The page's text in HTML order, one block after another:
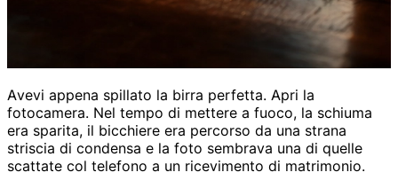
Avevi appena spillato la birra perfetta. Apri la
fotocamera. Nel tempo di mettere a fuoco, la schiuma
era sparita, il bicchiere era percorso da una strana
striscia di condensa e la foto sembrava una di quelle
scattate col telefono a un ricevimento di matrimonio.